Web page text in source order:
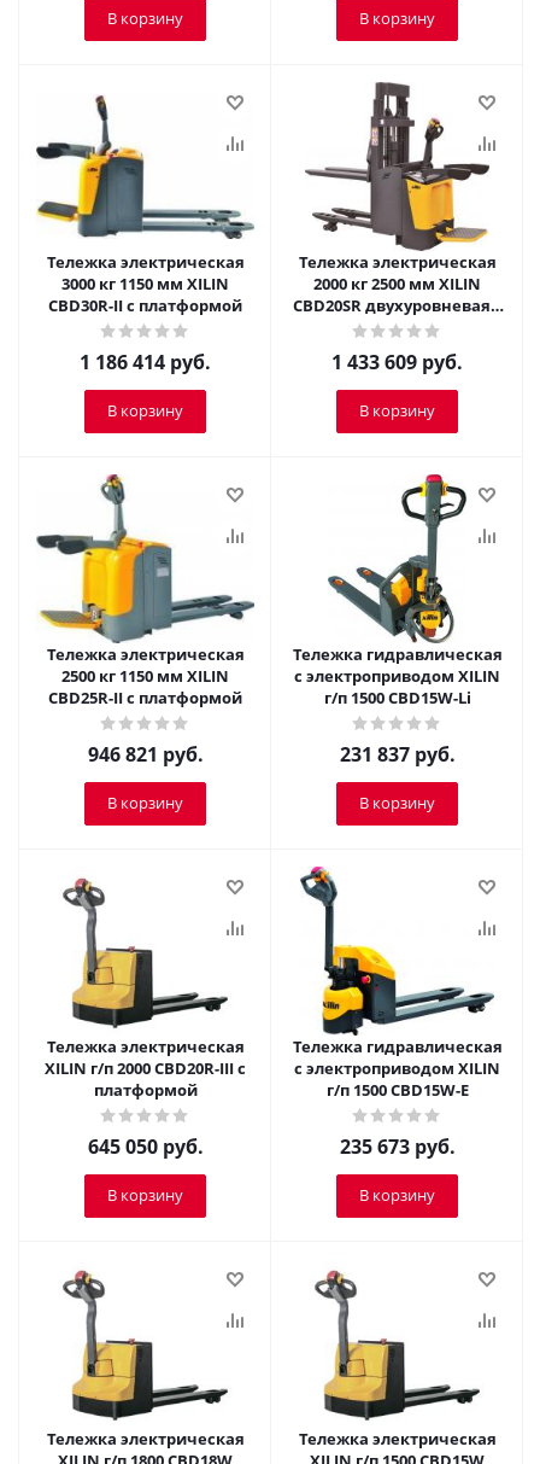
В корзину В корзину
Тележка электрическая
3000 кг 1150 мм XILIN
CBD30R-II с платформой
1 186 414 руб.
В корзину
Тележка электрическая
2000 кг 2500 мм XILIN
CBD20SR двухуровневая с
платформой
1 433 609 руб.
В корзину
Тележка электрическая
2500 кг 1150 мм XILIN
CBD25R-II с платформой
946 821 руб.
В корзину
Тележка гидравлическая
c электроприводом XILIN
г/п 1500 CBD15W-Li
231 837руб.
В корзину
Тележка электрическая
XILIN г/п 2000 CBD20R-III с
платформой
645 050руб.
В корзину
Тележка гидравлическая
c электроприводом XILIN
г/п 1500 CBD15W-E
235 673руб.
В корзину
Тележка электрическая
Тележка электрическая